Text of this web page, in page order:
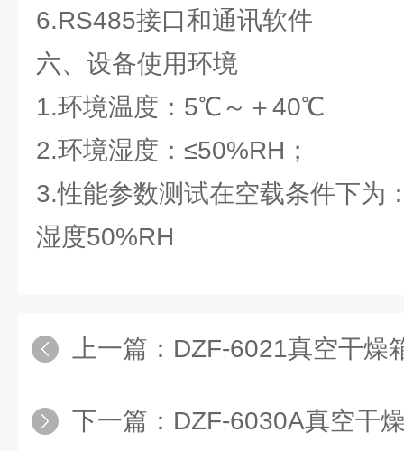
6.RS485接口和通讯软件
六、设备使用环境
1.环境温度：5℃～＋40℃
2.环境湿度：≤50%RH；
3.性能参数测试在空载条件下为
湿度50%RH
上一篇： DZF-6021真空干燥箱报
下一篇： DZF-6030A真空干燥箱参